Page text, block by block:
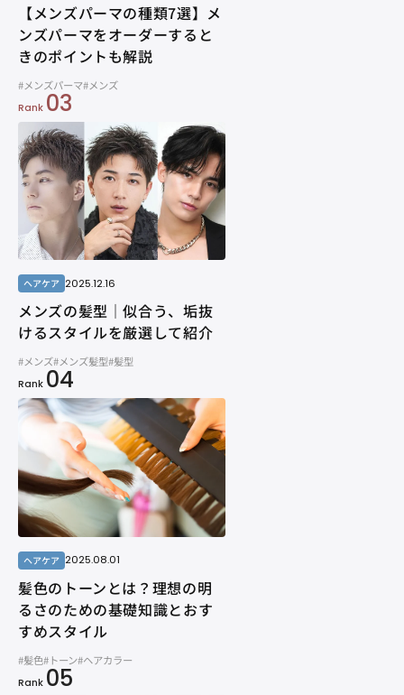
【メンズパーマの種類7選】メ
ンズパーマをオーダーすると
きのポイントも解説
#メンズパーマ#メンズ
Rank 03
ヘアケア 2025.12.16
メンズの髪型｜似合う、垢抜
けるスタイルを厳選して紹介
#メンズ#メンズ髪型#髪型
Rank 04
ヘアケア 2025.08.01
髪色のトーンとは？理想の明
るさのための基礎知識とおす
すめスタイル
#髪色#トーン#ヘアカラー
Rank 05